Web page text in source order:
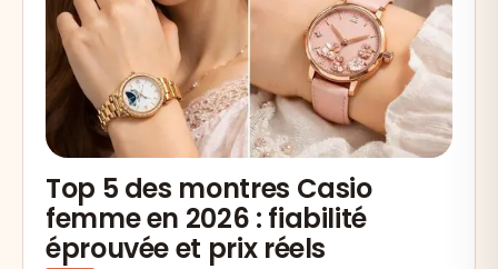
Top 5 des montres Casio
femme en 2026 : fiabilité
éprouvée et prix réels